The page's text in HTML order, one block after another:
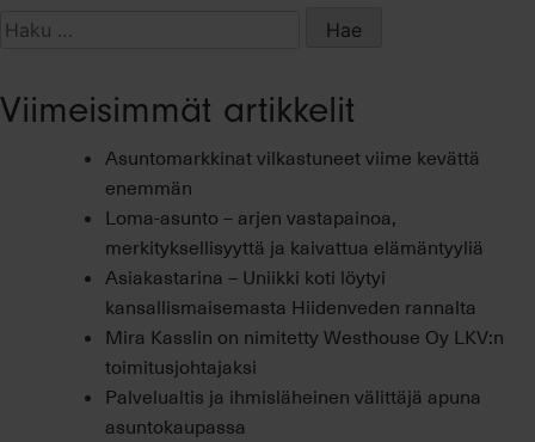
syksyn
korostuu
aistikkuus
Haku:
Viimeisimmät artikkelit
Asuntomarkkinat vilkastuneet viime kevättä
enemmän
Loma-asunto – arjen vastapainoa,
merkityksellisyyttä ja kaivattua elämäntyyliä
Asiakastarina – Uniikki koti löytyi
kansallismaisemasta Hiidenveden rannalta
Mira Kasslin on nimitetty Westhouse Oy LKV:n
toimitusjohtajaksi
Palvelualtis ja ihmisläheinen välittäjä apuna
asuntokaupassa